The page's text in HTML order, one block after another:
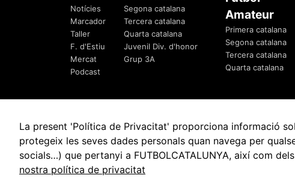
Notícies
Marcador
Taller
F. d'Estiu
Mercat
Podcast
Segona catalana
Tercera catalana
Quarta catalana
Juvenil Div. d'honor
Grup 3A
Amateur
Primera catalana
Segona catalana
Tercera catalana
Quarta catalana
© 2010 - 2026 FutbolCatalunya.com
La present 'Política de Privacitat' proporciona informació
protegeix les seves dades personals quan navega per
socials…) que pertanyi a FUTBOLCATALUNYA, així com
nostra política de privacitat